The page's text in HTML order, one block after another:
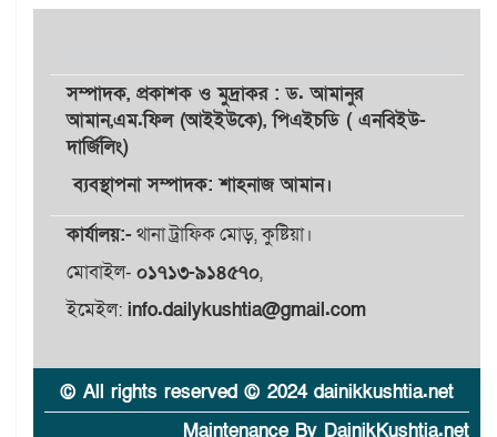
৫
মালয়েশিয়ায়, দ্বিতীয় স্ত্রী
বাড়ি
৬
প্রথমবারের মতো এমপিওভুক্ত
গবেষণার আগে গবেষণার ভিত্তি:
স্বাদ
সম্পাদক, প্রকাশকওমুদ্রাকর: ড. আমানুর
আমান,এম.ফিল (আইইউকে), পিএইচডি ( এনবিইউ-
দার্জিলিং)
ব্যবস্থাপনা সম্পাদক: শাহনাজ আমান।
কার্যালয়:-থানা ট্রাফিক মোড়, কুষ্টিয়া।
মোবাইল- ০১৭১৩-৯১৪৫৭০,
ইমেইল: info.dailykushtia@gmail.com
© All rights reserved © 2024 dainikkushtia.net
Maintenance By DainikKushtia.net